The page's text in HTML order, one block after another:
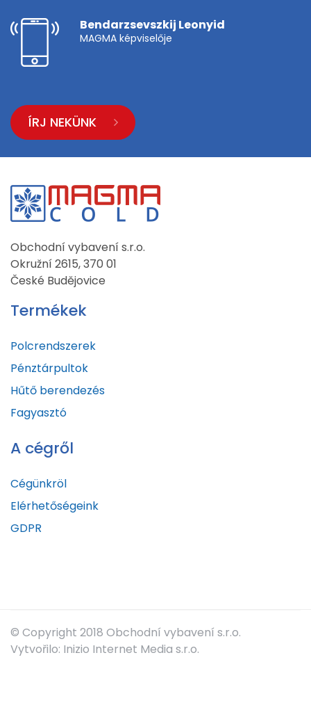
Bendarzsevszkij Leonyid
MAGMA képviselője
ÍRJ NEKÜNK
Obchodní vybavení s.r.o.
Okružní 2615, 370 01
České Budějovice
Termékek
Polcrendszerek
Pénztárpultok
Hűtő berendezés
Fagyasztó
A cégről
Cégünkröl
Elérhetőségeink
GDPR
© Copyright 2018 Obchodní vybavení s.r.o.
Vytvořilo: Inizio Internet Media s.r.o.